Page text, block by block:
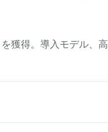
獲得。導入モデル、